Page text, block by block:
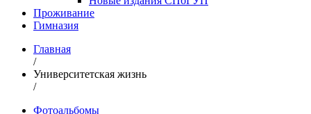
Проживание
Гимназия
Главная
/
Университетская жизнь
/
Фотоальбомы